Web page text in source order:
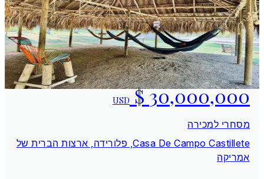
USD
מסחרי למכירה
Casa De Campo Castillete, פלורידה, ארצות הברית של
אמריקה